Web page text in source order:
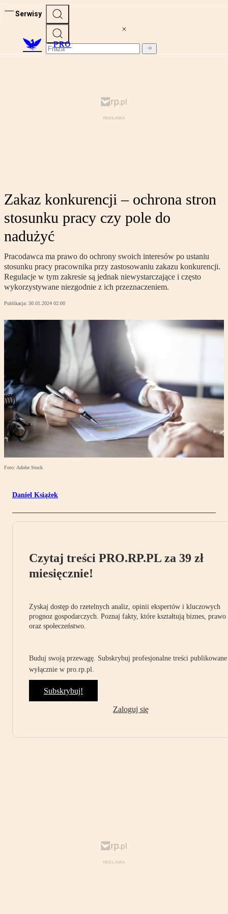
Serwisy
PRO
Zakaz konkurencji – ochrona stron
stosunku pracy czy pole do
nadużyć
Pracodawca ma prawo do ochrony swoich interesów po ustaniu
stosunku pracy pracownika przy zastosowaniu zakazu konkurencji.
Regulacje w tym zakresie są jednak niewystarczające i często
wykorzystywane niezgodnie z ich przeznaczeniem.
Publikacja: 30.01.2024 02:00
Foto: Adobe Stock
Daniel Książek
Czytaj treści PRO.RP.PL za 39 zł
miesięcznie!
Zyskaj dostęp do rzetelnych analiz, opinii ekspertów i kluczowych
prognoz gospodarczych. Poznaj fakty, które kształtują biznes, prawo
oraz społeczeństwo.
Buduj swoją przewagę. Subskrybuj profesjonalne treści publikowane
wyłącznie w pro.rp.pl.
Subskrybuj!
Zaloguj się